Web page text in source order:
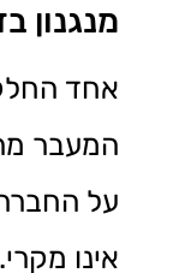
מנגנון
אחד
המעבר
על
אינו